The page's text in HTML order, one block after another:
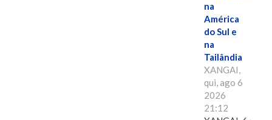
na
América
do Sul e
na
Tailândia
XANGAI,
qui, ago 6
2026
21:12